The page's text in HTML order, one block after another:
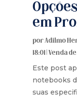
em
porAdilmo
18:01 |Venda
Este post
notebooks
suas